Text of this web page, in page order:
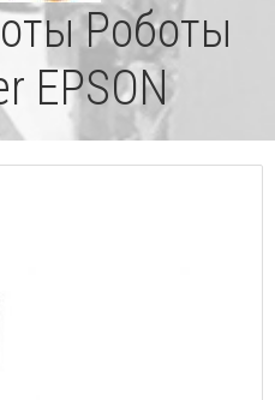
Роботы
EPSON